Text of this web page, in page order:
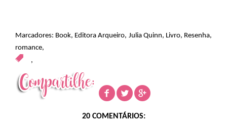
Marcadores: Book, Editora Arqueiro, Julia Quinn, Livro, Resenha,
romance,
,
20 COMENTÁRIOS: